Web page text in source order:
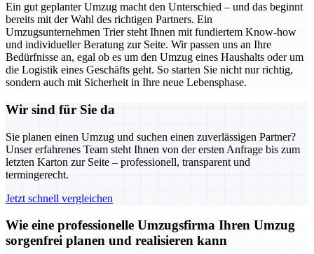
Ein gut geplanter Umzug macht den Unterschied – und das beginnt
bereits mit der Wahl des richtigen Partners. Ein
Umzugsunternehmen Trier steht Ihnen mit fundiertem Know-how
und individueller Beratung zur Seite. Wir passen uns an Ihre
Bedürfnisse an, egal ob es um den Umzug eines Haushalts oder um
die Logistik eines Geschäfts geht. So starten Sie nicht nur richtig,
sondern auch mit Sicherheit in Ihre neue Lebensphase.
Wir sind für Sie da
Sie planen einen Umzug und suchen einen zuverlässigen Partner?
Unser erfahrenes Team steht Ihnen von der ersten Anfrage bis zum
letzten Karton zur Seite – professionell, transparent und
termingerecht.
Jetzt schnell vergleichen
Wie eine professionelle Umzugsfirma Ihren Umzug
sorgenfrei planen und realisieren kann